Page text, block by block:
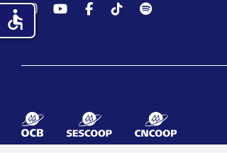
InstagramYouTubeFacebook
TikTokSpotify
accessible